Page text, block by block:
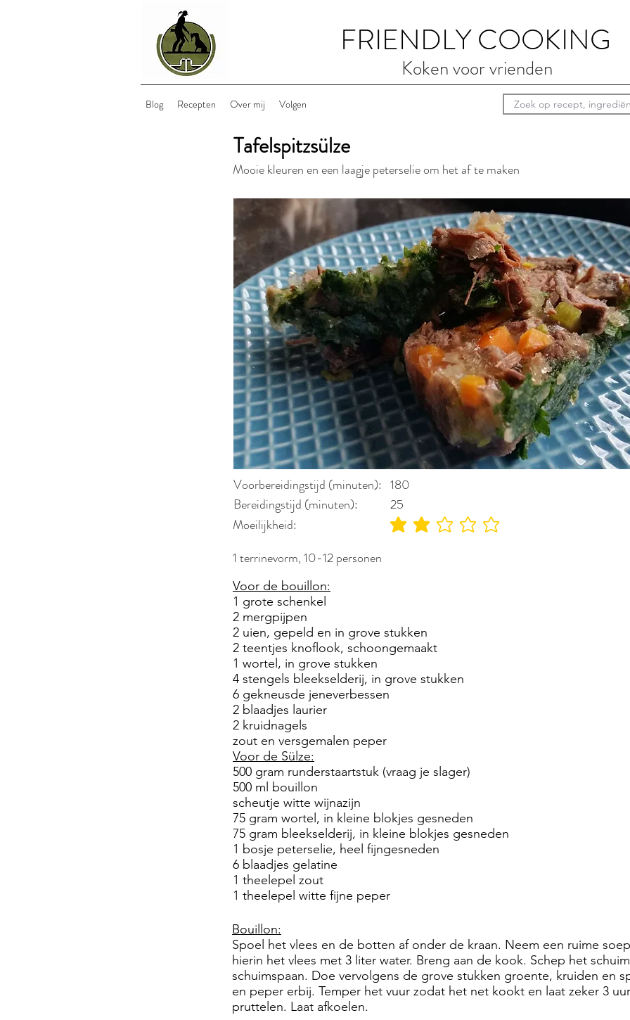
FRIENDLY COOKING
Koken voor vrienden
Blog Recepten Over mij Volgen
Tafelspitzsülze
Mooie kleuren en een laagje peterselie om het af te maken
Voorbereidingstijd (minuten):
Bereidingstijd (minuten):
Moeilijkheid:
180
25
gemiddelde waardering 2 uit 5
1 terrinevorm, 10-12 personen
Voor de bouillon:
1 grote schenkel
2 mergpijpen
2 uien, gepeld en in grove stukken
2 teentjes knoflook, schoongemaakt
1 wortel, in grove stukken
4 stengels bleekselderij, in grove stukken
6 gekneusde jeneverbessen
2 blaadjes laurier
2 kruidnagels
zout en versgemalen peper
Voor de Sülze:
500 gram runderstaartstuk (vraag je slager)
500 ml bouillon
scheutje witte wijnazijn
75 gram wortel, in kleine blokjes gesneden
75 gram bleekselderij, in kleine blokjes gesneden
1 bosje peterselie, heel fijngesneden
6 blaadjes gelatine
1 theelepel zout
1 theelepel witte fijne peper
Bouillon:
Spoel het vlees en de botten af onder de kraan. Neem een ruime
hierin het vlees met 3 liter water. Breng aan de kook. Schep het
schuimspaan. Doe vervolgens de grove stukken groente, kruiden en
en peper erbij. Temper het vuur zodat het net kookt en laat zeker 3
pruttelen. Laat afkoelen.